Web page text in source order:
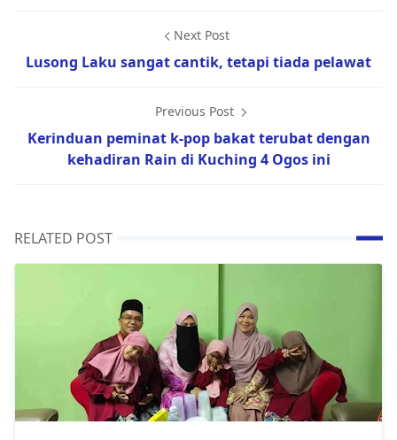
Next Post
Lusong Laku sangat cantik, tetapi tiada pelawat
Previous Post
Kerinduan peminat k-pop bakat terubat dengan
kehadiran Rain di Kuching 4 Ogos ini
RELATED POST